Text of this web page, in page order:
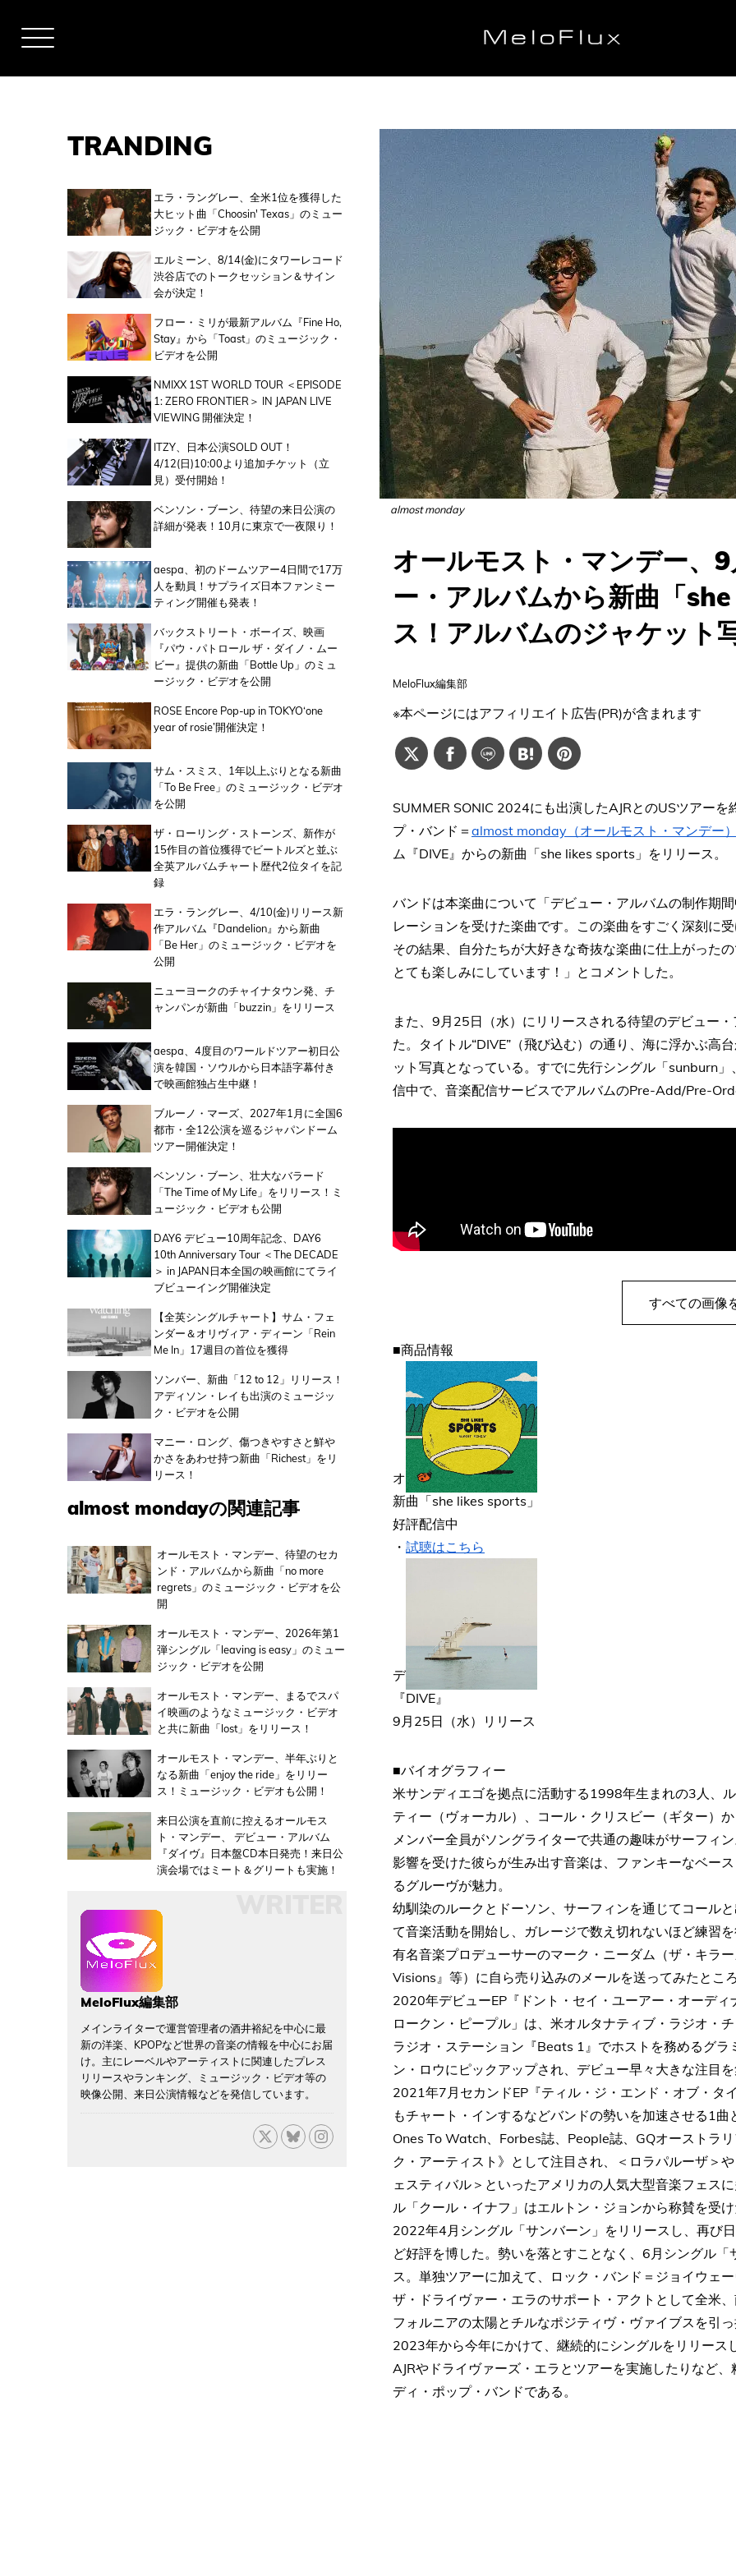
almost monday
オールモスト・マンデー、
ー・アルバムから新曲「
ス！アルバムのジャケット
MeloFlux編集部
※本ページにはアフィリエイト広告(PR)が含まれます
SUMMER SONIC 2024にも出演したAJRとのUSツアー
プ・バンド＝ almost monday（オールモスト・マンデー
ム『DIVE』からの新曲「she likes sports」をリリース。
バンドは本楽曲について「デビュー・アルバムの制作期
レーションを受けた楽曲です。この楽曲をすごく深刻に
その結果、自分たちが大好きな奇抜な楽曲に仕上がった
とても楽しみにしています！」とコメントした。
また、9月25日（水）にリリースされる待望のデビュー
た。タイトル“DIVE”（飛び込む）の通り、海に浮かぶ高
ット写真となっている。すでに先行シングル「sunburn
信中で、音楽配信サービスでアルバムのPre-Add/Pre-
すべての画像
■商品情報
オールモスト・マンデー
新曲「she likes sports」
好評配信中
・ 試聴はこちら
デビュー・アルバム
『DIVE』
9月25日（水）リリース
■バイオグラフィー
米サンディエゴを拠点に活動する1998年生まれの3人、
ティー（ヴォーカル）、コール・クリスビー（ギター）
メンバー全員がソングライターで共通の趣味がサーフィ
影響を受けた彼らが生み出す音楽は、ファンキーなベー
るグルーヴが魅力。
幼馴染のルークとドーソン、サーフィンを通じてコール
て音楽活動を開始し、ガレージで数え切れないほど練習
有名音楽プロデューサーのマーク・ニーダム（ザ・キラ
Visions』等）に自ら売り込みのメールを送ってみたとこ
2020年デビューEP『ドント・セイ・ユーアー・オーデ
ロークン・ピープル」は、米オルタナティブ・ラジオ・
ラジオ・ステーション『Beats 1』でホストを務めるグ
ン・ロウにピックアップされ、デビュー早々大きな注目
2021年7月セカンドEP『ティル・ジ・エンド・オブ・タ
もチャート・インするなどバンドの勢いを加速させる1
Ones To Watch、Forbes誌、People誌、GQオーストラ
ク・アーティスト》として注目され、＜ロラパルーザ＞
ェスティバル＞といったアメリカの人気大型音楽フェス
ル「クール・イナフ」はエルトン・ジョンから称賛を受
2022年4月シングル「サンバーン」をリリースし、再び
ど好評を博した。勢いを落とすことなく、6月シングル
ス。単独ツアーに加えて、ロック・バンド＝ジョイウェ
ザ・ドライヴァー・エラのサポート・アクトとして全米
フォルニアの太陽とチルなポジティヴ・ヴァイブスを引
2023年から今年にかけて、継続的にシングルをリリー
AJRやドライヴァーズ・エラとツアーを実施したりなど
ディ・ポップ・バンドである。
TRANDING
エラ・ラングレー、全米1位を獲得した
大ヒット曲「Choosin' Texas」のミュー
ジック・ビデオを公開
エルミーン、8/14(金)にタワーレコード
渋谷店でのトークセッション＆サイン
会が決定！
フロー・ミリが最新アルバム『Fine Ho,
Stay』から「Toast」のミュージック・
ビデオを公開
NMIXX 1ST WORLD TOUR ＜EPISODE
1: ZERO FRONTIER＞ IN JAPAN LIVE
VIEWING 開催決定！
ITZY、日本公演SOLD OUT！
4/12(日)10:00より追加チケット（立
見）受付開始！
ベンソン・ブーン、待望の来日公演の
詳細が発表！10月に東京で一夜限り！
aespa、初のドームツアー4日間で17万
人を動員！サプライズ日本ファンミー
ティング開催も発表！
バックストリート・ボーイズ、映画
『パウ・パトロール ザ・ダイノ・ムー
ビー』提供の新曲「Bottle Up」のミュ
ージック・ビデオを公開
ROSE Encore Pop-up in TOKYO‘one
year of rosie’開催決定！
サム・スミス、1年以上ぶりとなる新曲
「To Be Free」のミュージック・ビデオ
を公開
ザ・ローリング・ストーンズ、新作が
15作目の首位獲得でビートルズと並ぶ
全英アルバムチャート歴代2位タイを記
録
エラ・ラングレー、4/10(金)リリース新
作アルバム『Dandelion』から新曲
「Be Her」のミュージック・ビデオを
公開
ニューヨークのチャイナタウン発、チ
ャンパンが新曲「buzzin」をリリース
aespa、4度目のワールドツアー初日公
演を韓国・ソウルから日本語字幕付き
で映画館独占生中継！
ブルーノ・マーズ、2027年1月に全国6
都市・全12公演を巡るジャパンドーム
ツアー開催決定！
ベンソン・ブーン、壮大なバラード
「The Time of My Life」をリリース！ミ
ュージック・ビデオも公開
DAY6 デビュー10周年記念、DAY6
10th Anniversary Tour ＜The DECADE
＞ in JAPAN日本全国の映画館にてライ
ブビューイング開催決定
【全英シングルチャート】サム・フェ
ンダー＆オリヴィア・ディーン「Rein
Me In」17週目の首位を獲得
ソンバー、新曲「12 to 12」リリース！
アディソン・レイも出演のミュージッ
ク・ビデオを公開
マニー・ロング、傷つきやすさと鮮や
かさをあわせ持つ新曲「Richest」をリ
リース！
almost mondayの関連記事
オールモスト・マンデー、待望のセカ
ンド・アルバムから新曲「no more
regrets」のミュージック・ビデオを公
開
オールモスト・マンデー、2026年第1
弾シングル「leaving is easy」のミュー
ジック・ビデオを公開
オールモスト・マンデー、まるでスパ
イ映画のようなミュージック・ビデオ
と共に新曲「lost」をリリース！
オールモスト・マンデー、半年ぶりと
なる新曲「enjoy the ride」をリリー
ス！ミュージック・ビデオも公開！
来日公演を直前に控えるオールモス
ト・マンデー、 デビュー・アルバム
『ダイヴ』日本盤CD本日発売！来日公
演会場ではミート＆グリートも実施！
MeloFlux編集部
メインライターで運営管理者の酒井裕紀を中心に最
新の洋楽、KPOPなど世界の音楽の情報を中心にお届
け。主にレーベルやアーティストに関連したプレス
リリースやランキング、ミュージック・ビデオ等の
映像公開、来日公演情報などを発信しています。